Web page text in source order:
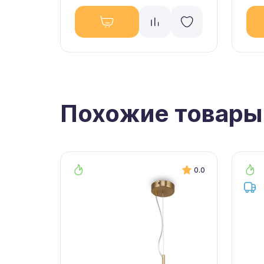
Похожие товары
0.0